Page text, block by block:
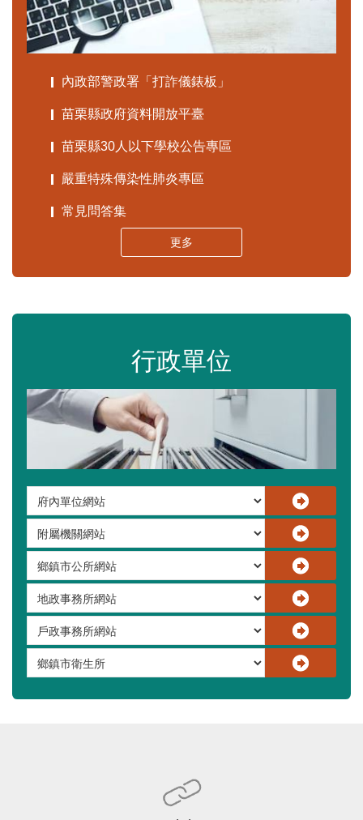
內政部警政署「打詐儀錶板」
苗栗縣政府資料開放平臺
苗栗縣30人以下學校公告專區
嚴重特殊傳染性肺炎專區
常見問答集
更多
行政單位